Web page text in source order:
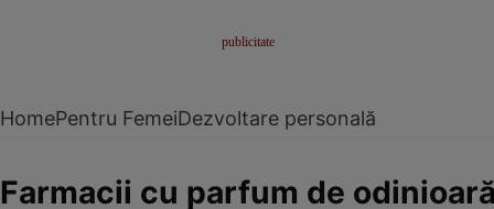
HomePentru FemeiDezvoltare personală
Farmacii cu parfum de